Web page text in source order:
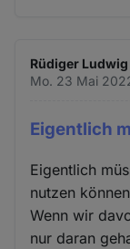
Rüdiger
Mo. 23 Mai
Eigentlich
Eigentlich
nutzen
Wenn wir
nur daran